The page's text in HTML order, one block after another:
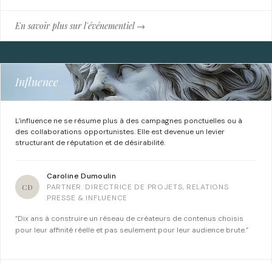
En savoir plus sur l'événementiel →
Influence
L’influence ne se résume plus à des campagnes ponctuelles ou à
des collaborations opportunistes. Elle est devenue un levier
structurant de réputation et de désirabilité.
CD
Caroline Dumoulin
PARTNER. DIRECTRICE DE PROJETS, RELATIONS
PRESSE & INFLUENCE
“Dix ans à construire un réseau de créateurs de contenus choisis
pour leur affinité réelle et pas seulement pour leur audience brute.”